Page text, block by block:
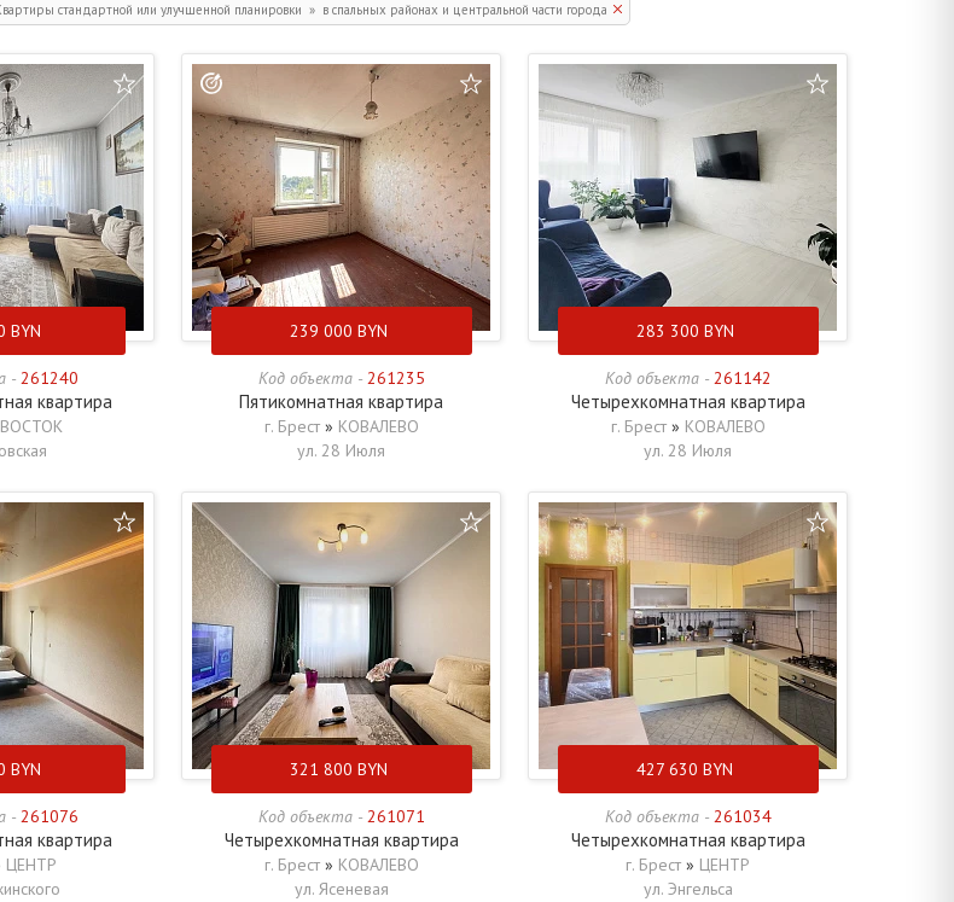
стандартной или улучшенной планировки » в спальных районах и центральной части города
BYN
- 261240
квартира
ВОСТОК
239 000 BYN
Код объекта - 261235
Пятикомнатная квартира
г. Брест » КОВАЛЕВО
ул. 28 Июля
283 300 BYN
Код объекта - 261142
Четырехкомнатная квартира
г. Брест » КОВАЛЕВО
ул. 28 Июля
BYN
- 261076
квартира
ЦЕНТР
321 800 BYN
Код объекта - 261071
Четырехкомнатная квартира
г. Брест » КОВАЛЕВО
ул. Ясеневая
427 630 BYN
Код объекта - 261034
Четырехкомнатная квартира
г. Брест » ЦЕНТР
ул. Энгельса